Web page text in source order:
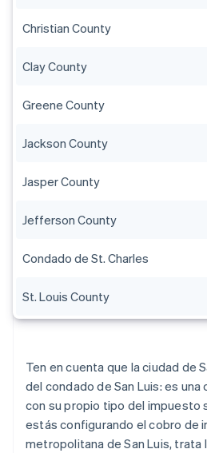
Christian County
Clay County
Greene County
Jackson County
Jasper County
Jefferson County
Condado de St. Charles
St. Louis County
Ten en cuenta que la ciudad de
del condado de San Luis: es
con su propio tipo del impuesto
estás configurando el cobro de
metropolitana de San Luis, trata